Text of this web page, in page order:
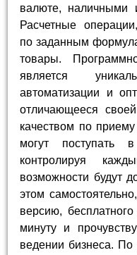
валюте, наличными
Расчетные
по заданным
товары.
является
автоматизации и
отличающееся
качеством по
могут поступать
контролируя
возможности будут
этом
версию,
минуту и
ведении бизнеса.